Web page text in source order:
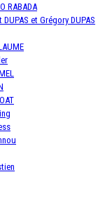
RABADA
et Grégory DUPAS